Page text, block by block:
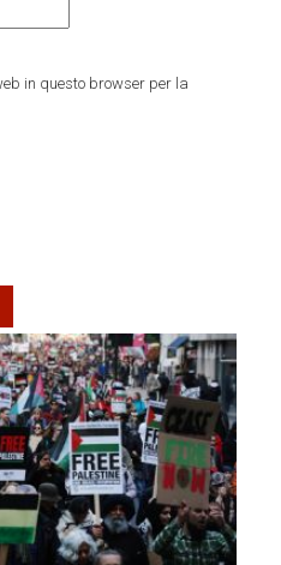
in questo browser per la